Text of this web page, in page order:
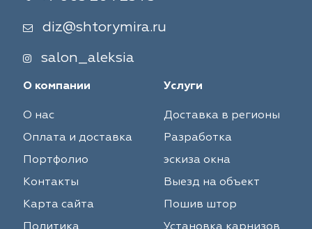
diz@shtorymira.ru
salon_aleksia
О компании
О нас
Оплата и доставка
Портфолио
Контакты
Карта сайта
Политика
Услуги
Доставка в регионы
Разработка
эскиза окна
Выезд на объект
Пошив штор
Установка карнизов